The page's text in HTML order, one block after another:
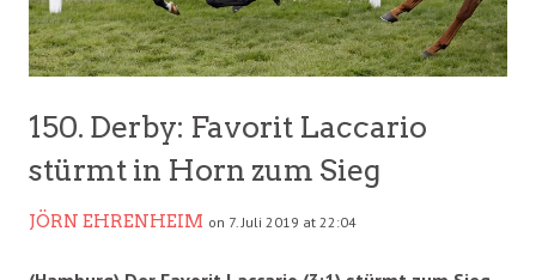
150. Derby: Favorit Laccario
stürmt in Horn zum Sieg
JÖRN EHRENHEIM on 7. Juli 2019 at 22:04